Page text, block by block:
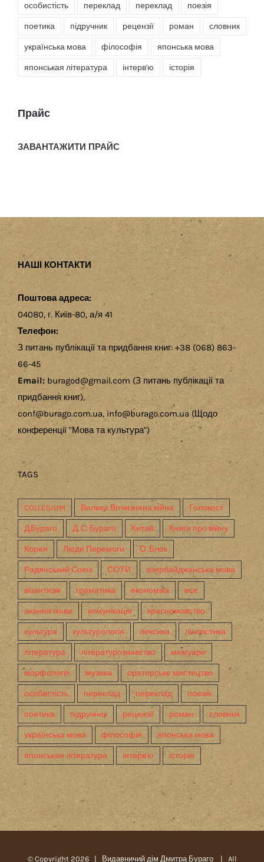
особистість переклад переклад поезія
поетика підручник рецензії роман словник
українська мова філософія японська мова
японськая література інтерв'ю історія
Прайс
ЗАВАНТАЖИТИ ПРАЙС
НАШІ КОНТАКТИ
Поштова адреса:
04080, г. Київ-80, а/я 41
Телефон:
З питань публікації та придбання книг: +38 (068) 863-
66-45
Email: buragod@gmail.com (З питань публікації та
придбання книг),
conf@burago.com.ua, info@burago.com.ua (Щодо
конференції "Мова та культура")
TAGS
COLLEGIUM Велика Вітчизняна війна Голокост
Д.Бураго Д. С. Бураго Китай Книги про війну
Корея Люди Перемоги О. Блок
Радянський Союз СОТИ азербайджанська мова
візантизм граматика економіка есе
знання мови комунікація красномовство
культура культурологія лексика лінгвістика
література літературознавство мемуари
морфологія музика ораторське мистецтво
особистість переклад переклад поезія
поетика підручник рецензії роман словник
українська мова філософія японська мова
японськая література інтерв'ю історія
© Copyright 2026 | Видавничий дім Дмитра Бураго | All